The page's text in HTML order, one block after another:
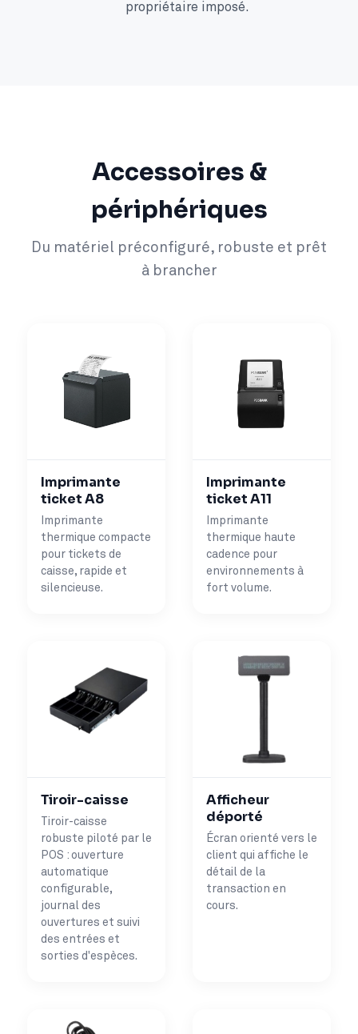
propriétaire imposé.
Accessoires &
périphériques
Du matériel préconfiguré, robuste et prêt
à brancher
Imprimante
ticket A8
Imprimante
thermique compacte
pour tickets de
caisse, rapide et
silencieuse.
Imprimante
ticket A11
Imprimante
thermique haute
cadence pour
environnements à
fort volume.
Tiroir-caisse
Tiroir-caisse
robuste piloté par le
POS : ouverture
automatique
configurable,
journal des
ouvertures et suivi
des entrées et
sorties d'espèces.
Afficheur
déporté
Écran orienté vers le
client qui affiche le
détail de la
transaction en
cours.